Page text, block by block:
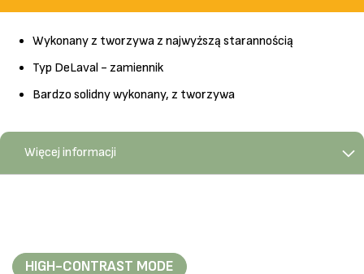
Wykonany z tworzywa z najwyższą starannością
Typ DeLaval - zamiennik
Bardzo solidny wykonany, z tworzywa
Więcej informacji
HIGH-CONTRAST MODE